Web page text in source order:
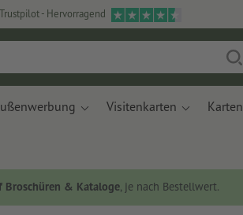
Trustpilot - Hervorragend
Visitenkarten Karten
Broschüren & Kataloge, je nach Bestellwert.